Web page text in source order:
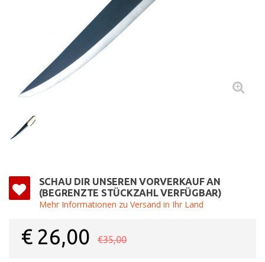
SCHAU DIR UNSEREN VORVERKAUF AN
(BEGRENZTE STÜCKZAHL VERFÜGBAR)
Mehr Informationen zu Versand in Ihr Land
€ 26,00 €35,00